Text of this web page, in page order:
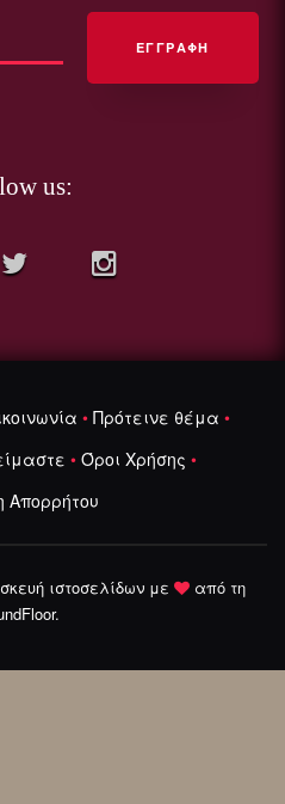
us:
• Πρότεινε θέμα •
• Όροι Χρήσης •
ιστοσελίδωνμε
από τη
.